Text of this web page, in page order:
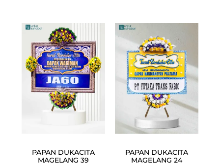
PAPAN DUKACITA
MAGELANG 39
PAPAN DUKACITA
MAGELANG 24